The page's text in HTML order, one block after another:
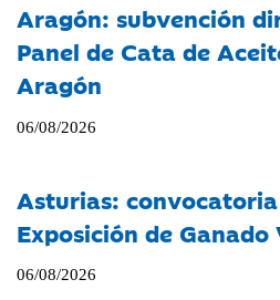
Aragón: subvención
Panel de Cata de
Aragón
06/08/2026
Asturias:
Exposición de
06/08/2026